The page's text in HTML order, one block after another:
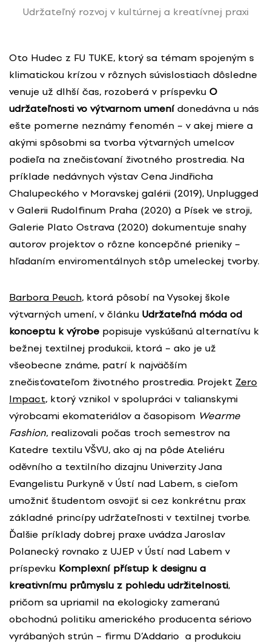
Udržateľný rozvoj v kultúrnej a kreatívnej praxi
Oto Hudec z FU TUKE, ktorý sa témam spojeným s
klimatickou krízou v rôznych súvislostiach dôsledne
venuje už dlhší čas, rozoberá v príspevku O
udržateľnosti vo výtvarnom umenídonedávna u nás
ešte pomerne neznámy fenomén – v akej miere a
akými spôsobmi sa tvorba výtvarných umelcov
podieľa na znečisťovaní životného prostredia. Na
príklade nedávnych výstav Cena Jindřicha
Chalupeckého v Moravskej galérii (2019), Unplugged
v Galerii Rudolfinum Praha (2020) a Písek ve stroji,
Galerie Plato Ostrava (2020) dokumentuje snahy
autorov projektov o rôzne koncepčné prieniky –
hľadaním enviromentálnych stôp umeleckej tvorby.
Barbora Peuch, ktorá pôsobí na Vysokej škole
výtvarných umení, v článku Udržateľná móda od
konceptu k výrobe popisuje vyskúšanú alternatívu k
bežnej textilnej produkcii, ktorá – ako je už
všeobecne známe, patrí k najväčším
znečisťovateľom životného prostredia. Projekt Zero
Impact, ktorý vznikol v spolupráci v talianskymi
výrobcami ekomateriálov a časopisom Wearme
Fashion, realizovali počas troch semestrov na
Katedre textilu VŠVU, ako aj na pôde Ateliéru
oděvního a textilního dizajnu Univerzity Jana
Evangelistu Purkyně v Ústí nad Labem, s cieľom
umožniť študentom osvojiť si cez konkrétnu prax
základné princípy udržateľnosti v textilnej tvorbe.
Ďalšie príklady dobrej praxe uvádza Jaroslav
Polanecký rovnako z UJEP v Ústí nad Labem v
príspevku Komplexní přístup k designu a
kreativnímu průmyslu z pohledu udržitelnosti,
pričom sa upriamil na ekologicky zameranú
obchodnú politiku amerického producenta sériovo
vyrábaných strún – firmu D’Addario a produkciu